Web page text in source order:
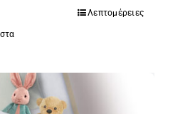
Λεπτομέρειες